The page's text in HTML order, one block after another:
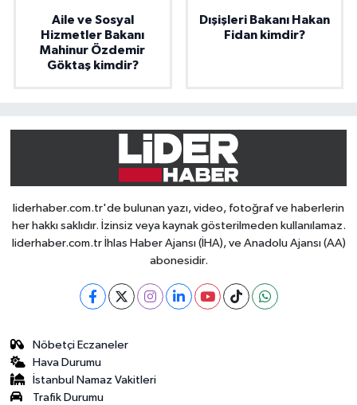
Aile ve Sosyal
Hizmetler Bakanı
Mahinur Özdemir
Göktaş kimdir?
Dışişleri Bakanı Hakan
Fidan kimdir?
liderhaber.com.tr'de bulunan yazı, video, fotoğraf ve haberlerin
her hakkı saklıdır. İzinsiz veya kaynak gösterilmeden kullanılamaz.
liderhaber.com.tr İhlas Haber Ajansı (İHA), ve Anadolu Ajansı (AA)
abonesidir.
Nöbetçi Eczaneler
Hava Durumu
İstanbul Namaz Vakitleri
Trafik Durumu